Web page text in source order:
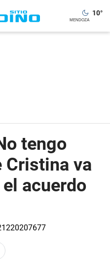
10°
tengo
Cristina va
acuerdo